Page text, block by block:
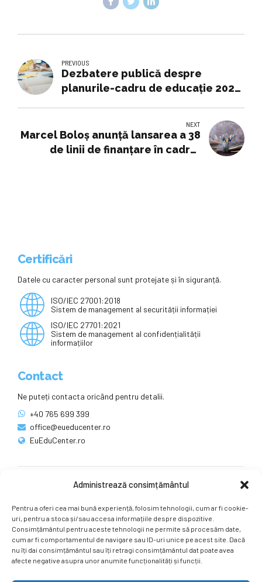
Administrează consimțământul
Pentru a oferi cea mai bună experiență, folosim tehnologii, cum ar fi cookie-
uri, pentru a stoca și/sau accesa informațiile despre dispozitive.
Consimțământul pentru aceste tehnologii ne permite să procesăm date,
cum ar fi comportamentul de navigare sau ID-uri unice pe acest site. Dacă
nu îți dai consimțământul sau îți retragi consimțământul dat poate avea
afecte negative asupra unor anumite funcționalități și funcții.
PREVIOUS
Dezbatere publică despre
planurile-cadru de educație 2025,
NEXT
Marcel Boloș anunţă lansarea a 38
de linii de finanţare în cadrul
Certificări
Datele cu caracter personal sunt protejate și în siguranță.
ISO/IEC 27001:2018
Sistem de management al securității informației
ISO/IEC 27701:2021
Sistem de management al confidențialității
informațiilor
Contact
Ne puteți contacta oricând pentru detalii.
+40 765 699 399
office@eueducenter.ro
EuEduCenter.ro
Ne puteți găsi și pe rețelele sociale.